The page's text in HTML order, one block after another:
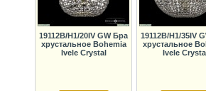
19112B/H1/20IV GW Бра
хрустальное Bohemia
Ivele Crystal
19112B/H1/35IV
хрустальное
Ivele